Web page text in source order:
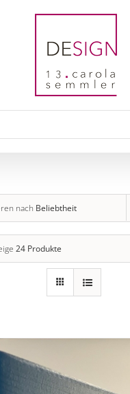
nach Beliebtheit
24 Produkte